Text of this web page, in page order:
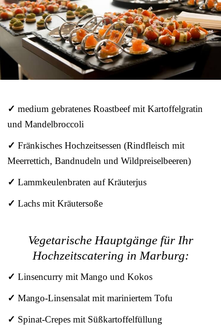
✓ medium gebratenes Roastbeef mit Kartoffelgratin
und Mandelbroccoli
✓ Fränkisches Hochzeitsessen (Rindfleisch mit
Meerrettich, Bandnudeln und Wildpreiselbeeren)
✓ Lammkeulenbraten auf Kräuterjus
✓ Lachs mit Kräutersoße
Vegetarische Hauptgänge für Ihr
Hochzeitscatering in Marburg:
✓ Linsencurry mit Mango und Kokos
✓ Mango-Linsensalat mit mariniertem Tofu
✓ Spinat-Crepes mit Süßkartoffelfüllung